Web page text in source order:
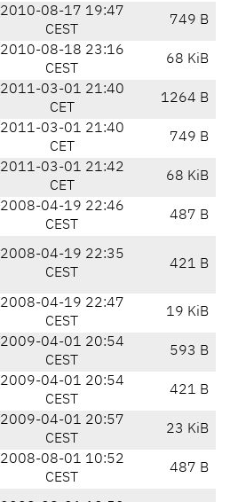
2010-08-17 19:47
CEST
749 B
2010-08-18 23:16
CEST
68 KiB
2011-03-01 21:40
CET
1264 B
2011-03-01 21:40
CET
749 B
2011-03-01 21:42
CET
68 KiB
2008-04-19 22:46
CEST
487 B
2008-04-19 22:35
CEST
421 B
2008-04-19 22:47
CEST
19 KiB
2009-04-01 20:54
CEST
593 B
2009-04-01 20:54
CEST
421 B
2009-04-01 20:57
CEST
23 KiB
2008-08-01 10:52
CEST
487 B